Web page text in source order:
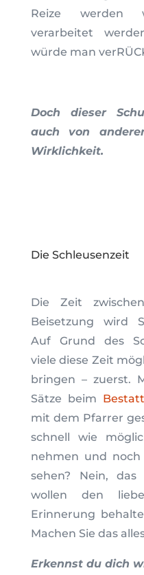
Reize werden
verarbeitet
würde man
Doch dieser
auch von
Wirklichkeit.
Die Schleusenzeit
Die Zeit
Beisetzung wird
Auf Grund des
viele diese Zeit
bringen – zuerst.
Sätze beim
mit dem Pfarrer
schnell wie
nehmen und noch
sehen? Nein,
wollen den
Erinnerung
Machen Sie das
Erkennst du dich